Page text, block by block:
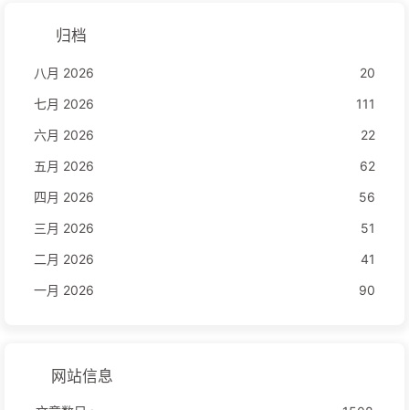
归档
八月 2026
20
七月 2026
111
六月 2026
22
五月 2026
62
四月 2026
56
三月 2026
51
二月 2026
41
一月 2026
90
网站信息